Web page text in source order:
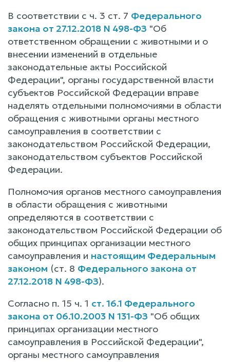
В соответствии с ч. 3 ст. 7 Федерального
закона от 27.12.2018 N 498-ФЗ "Об
ответственном обращении с животными и о
внесении изменений в отдельные
законодательные акты Российской
Федерации", органы государственной власти
субъектов Российской Федерации вправе
наделять отдельными полномочиями в области
обращения с животными органы местного
самоуправления в соответствии с
законодательством Российской Федерации,
законодательством субъектов Российской
Федерации.
Полномочия органов местного самоуправления
в области обращения с животными
определяются в соответствии с
законодательством Российской Федерации об
общих принципах организации местного
самоуправления и настоящим Федеральным
законом (ст. 8 Федерального закона от
27.12.2018 N 498-ФЗ).
Согласно п. 15 ч. 1 ст. 16.1 Федерального
закона от 06.10.2003 N 131-ФЗ "Об общих
принципах организации местного
самоуправления в Российской Федерации",
органы местного самоуправления